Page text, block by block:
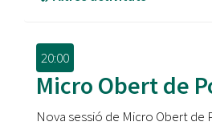
20:00
Micro Obert de
Nova sessió de Micro Obert de